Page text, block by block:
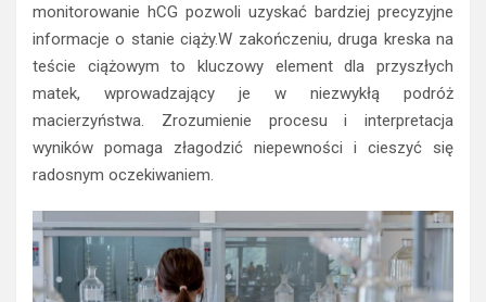
monitorowanie hCG pozwoli uzyskać bardziej precyzyjne
informacje o stanie ciąży.W zakończeniu, druga kreska na
teście ciążowym to kluczowy element dla przyszłych
matek, wprowadzający je w niezwykłą podróż
macierzyństwa. Zrozumienie procesu i interpretacja
wyników pomaga złagodzić niepewności i cieszyć się
radosnym oczekiwaniem.